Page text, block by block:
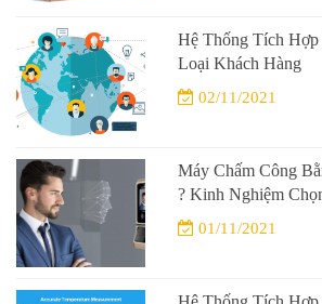
Hệ Thống Tích Hợp
Loại Khách Hàng
02/11/2021
Máy Chấm Công
? Kinh Nghiệm
01/11/2021